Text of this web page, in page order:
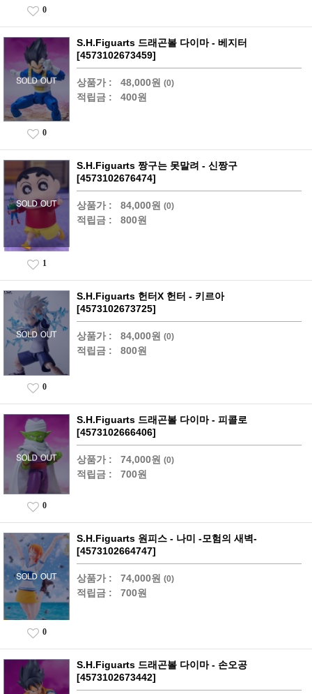
0
S.H.Figuarts 드래곤볼 다이마 - 베지터
[4573102673459]
상품가 : 48,000원 (0)
적립금 : 400원
0
S.H.Figuarts 짱구는 못말려 - 신짱구
[4573102676474]
상품가 : 84,000원 (0)
적립금 : 800원
1
S.H.Figuarts 헌터X 헌터 - 키르아
[4573102673725]
상품가 : 84,000원 (0)
적립금 : 800원
0
S.H.Figuarts 드래곤볼 다이마 - 피콜로
[4573102666406]
상품가 : 74,000원 (0)
적립금 : 700원
0
S.H.Figuarts 원피스 - 나미 -모험의 새벽-
[4573102664747]
상품가 : 74,000원 (0)
적립금 : 700원
0
S.H.Figuarts 드래곤볼 다이마 - 손오공
[4573102673442]